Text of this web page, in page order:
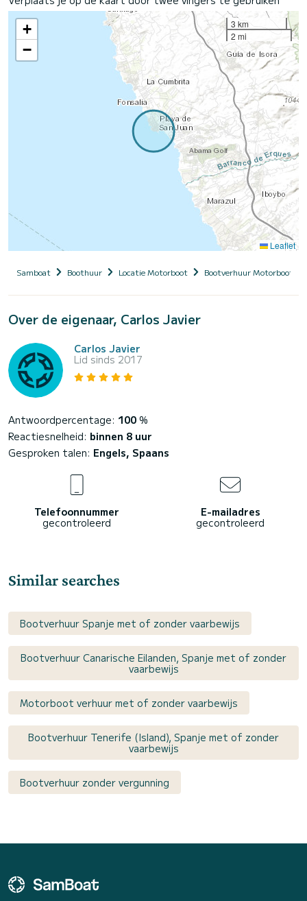
+
−
3 km
2 mi
Leaflet
Samboat Boothuur Locatie Motorboot Bootverhuur Motorboot
Over de eigenaar, Carlos Javier
Carlos Javier
Lid sinds 2017
Antwoordpercentage: 100 %
Reactiesnelheid: binnen 8 uur
Gesproken talen: Engels, Spaans
Telefoonnummer
gecontroleerd
E-mailadres
gecontroleerd
Similar searches
Bootverhuur Spanje met of zonder vaarbewijs
Bootverhuur Canarische Eilanden, Spanje met of zonder
vaarbewijs
Motorboot verhuur met of zonder vaarbewijs
Bootverhuur Tenerife (Island), Spanje met of zonder
vaarbewijs
Bootverhuur zonder vergunning